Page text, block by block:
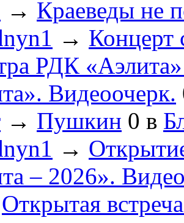
→ Краеведы не
→ Концерт
РДК
Видеоочерк.
→ Пушкин 0 в
→
– 2026».
Открытая